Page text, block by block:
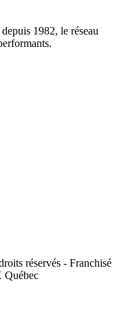
1982, le réseau
réservés - Franchisé
Québec